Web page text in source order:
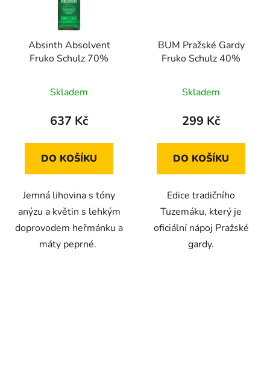
Absinth Absolvent
Fruko Schulz 70%
Skladem
637 Kč
DO KOŠÍKU
Jemná lihovina s tóny
anýzu a květin s lehkým
doprovodem heřmánku a
máty peprné.
BUM Pražské Gardy
Fruko Schulz 40%
hodnocení
produktu
2,9
z
hvězdiček.
Skladem
299 Kč
DO KOŠÍKU
Edice tradičního
Tuzemáku, který je
oficiální nápoj Pražské
gardy.